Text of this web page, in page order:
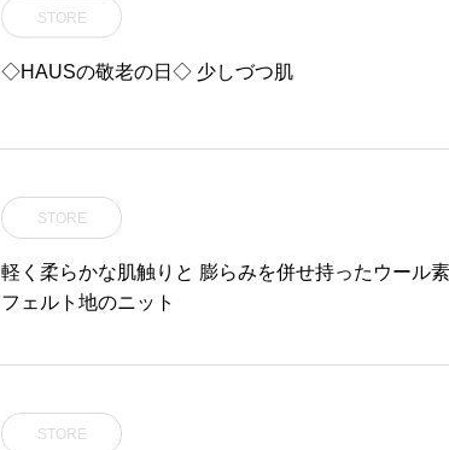
STORE
◇HAUSの敬老の日◇ 少しづつ肌
STORE
軽く柔らかな肌触りと 膨らみを併せ持ったウール
フェルト地のニット
STORE